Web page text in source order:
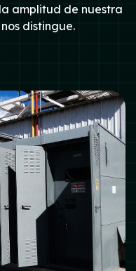
amplitud de nuestra
distingue.